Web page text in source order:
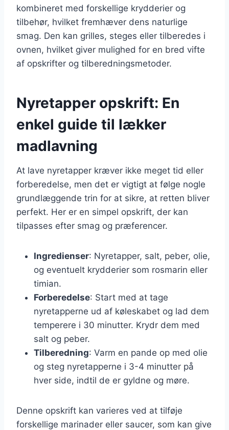
kombineret med forskellige krydderier og
tilbehør, hvilket fremhæver dens naturlige
smag. Den kan grilles, steges eller tilberedes i
ovnen, hvilket giver mulighed for en bred vifte
af opskrifter og tilberedningsmetoder.
Nyretapper opskrift: En
enkel guide til lækker
madlavning
At lave nyretapper kræver ikke meget tid eller
forberedelse, men det er vigtigt at følge nogle
grundlæggende trin for at sikre, at retten bliver
perfekt. Her er en simpel opskrift, der kan
tilpasses efter smag og præferencer.
Ingredienser: Nyretapper, salt, peber, olie,
og eventuelt krydderier som rosmarin eller
timian.
Forberedelse: Start med at tage
nyretapperne ud af køleskabet og lad dem
temperere i 30 minutter. Krydr dem med
salt og peber.
Tilberedning: Varm en pande op med olie
og steg nyretapperne i 3-4 minutter på
hver side, indtil de er gyldne og møre.
Denne opskrift kan varieres ved at tilføje
forskellige marinader eller saucer, som kan give